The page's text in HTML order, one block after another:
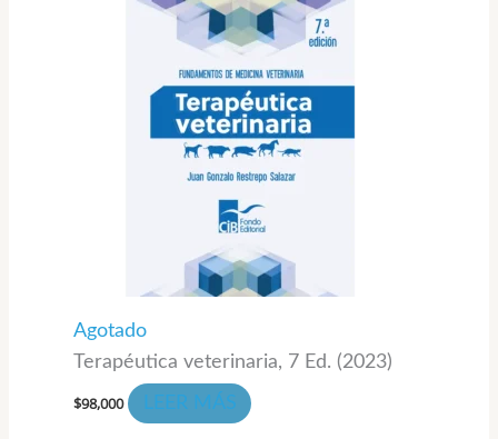
Agotado
Terapéutica veterinaria, 7 Ed. (2023)
$98,000 LEER MÁS